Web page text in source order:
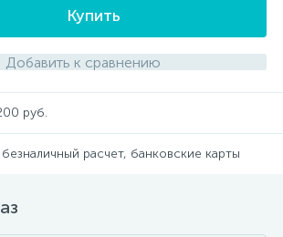
Купить
Добавить к сравнению
руб.
расчет, банковские карты